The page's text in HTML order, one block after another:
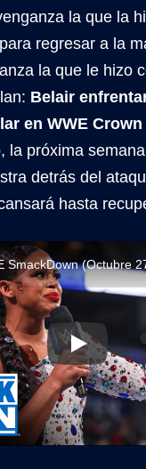
la que la
regresar a la
la que le hizo
Belair
en WWE Crown
la próxima
detrás del
hasta
SmackDown (Octubre